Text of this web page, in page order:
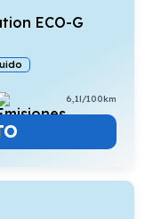
6,1l/100km